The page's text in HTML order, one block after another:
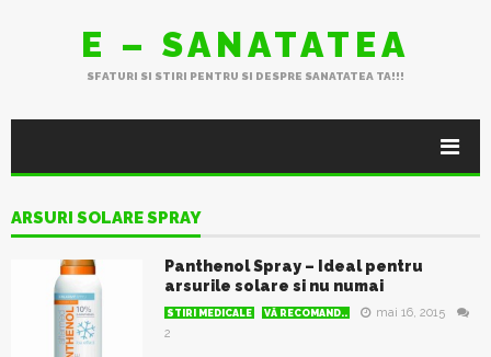
E – SANATATEA
SFATURI SI STIRI PENTRU SI DESPRE SANATATEA TA!!!
ARSURI SOLARE SPRAY
Panthenol Spray – Ideal pentru
arsurile solare si nu numai
STIRI MEDICALE VĂ RECOMAND..
mai 16, 2015
2